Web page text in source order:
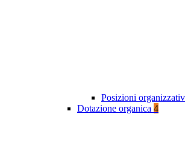
Posizioni
Dotazione organica 4